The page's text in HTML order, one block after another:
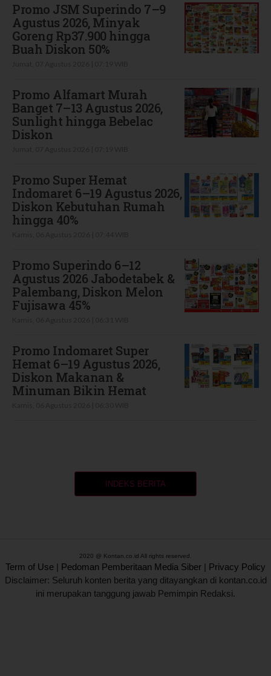
Promo JSM Superindo 7–9
Agustus 2026, Minyak
Goreng Rp37.900 hingga
Buah Diskon 50%
Promo Alfamart Murah
Banget 7–13 Agustus 2026,
Sunlight hingga Bebelac
Diskon
Promo Super Hemat
Indomaret 6–19 Agustus 2026,
Diskon Kebutuhan Rumah
hingga 40%
Promo Superindo 6–12
Agustus 2026 Jabodetabek &
Palembang, Diskon Melon
Fujisawa 45%
Promo Indomaret Super
Hemat 6–19 Agustus 2026,
Diskon Makanan &
Minuman Bikin Hemat
INDEKS BERITA
2020 @ Kontan.co.id All rights reserved.
Term of Use | Pedoman Pemberitaan Media Siber | Privacy Policy
Disclaimer: Seluruh konten berita yang ditayangkan di kontan.co.id
ini merupakan tanggung jawab Pemimpin Redaksi.